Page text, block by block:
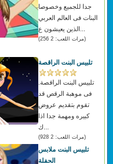
جدا للجميع وخصوصا
البنات فى العالم العربي
(مرات اللعب: 2 256)
تلبيس البنت الراقصة
تلبيس البنت الراقصة.
فى موهبة الرقص قد
تقوم بتقديم عروض
كبيره ومهمة جدا اذا
(مرات اللعب: 2 928)
تلبيس البنت ملابس
الحفلة